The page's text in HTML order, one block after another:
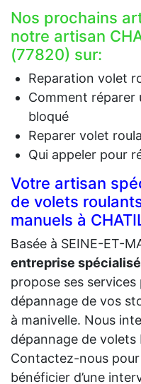
Nos prochains
notre artisan
(77820) sur:
Reparation volet
Comment réparer
bloqué
Reparer volet
Qui appeler pour
Votre artisan
de volets
manuels à
Basée à SEINE-ET-
entreprise
propose ses
dépannage de vos
à manivelle. Nous
dépannage de
Contactez-nous
bénéficier d’une